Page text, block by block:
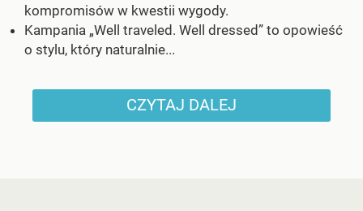
kompromisów w kwestii wygody.
Kampania „Well traveled. Well dressed” to opowieść
o stylu, który naturalnie...
CZYTAJ DALEJ